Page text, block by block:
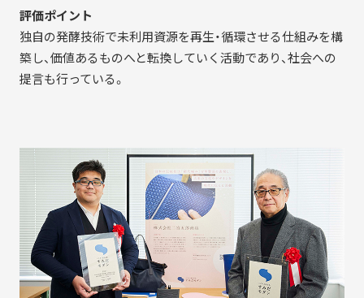
評価ポイント
独自の発酵技術で未利用資源を再生・循環させる仕組みを構
築し、価値あるものへと転換していく活動であり、社会への
提言も行っている。